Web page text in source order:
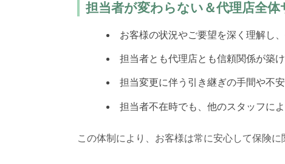
担当者が変わらない＆代理店全
お客様の状況やご要望を深く理解し
担当者とも代理店とも信頼関係が築
担当変更に伴う引き継ぎの手間や不安
担当者不在時でも、他のスタッフに
この体制により、お客様は常に安心して保険